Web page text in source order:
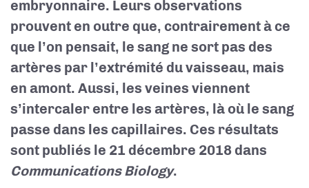
embryonnaire. Leurs observations
prouvent en outre que, contrairement à ce
que l’on pensait, le sang ne sort pas des
artères par l’extrémité du vaisseau, mais
en amont. Aussi, les veines viennent
s’intercaler entre les artères, là où le sang
passe dans les capillaires. Ces résultats
sont publiés le 21 décembre 2018 dans
Communications Biology.